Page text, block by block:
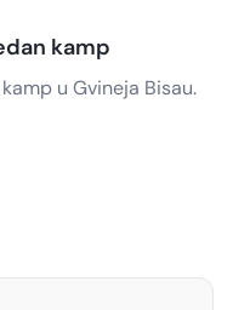
kamp
u Gvineja Bisau.